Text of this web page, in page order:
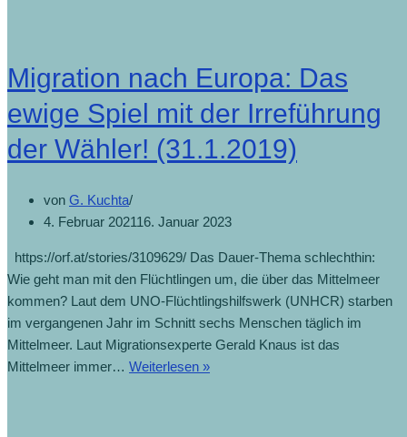
Migration nach Europa: Das
ewige Spiel mit der Irreführung
der Wähler! (31.1.2019)
von G. Kuchta
4. Februar 202116. Januar 2023
https://orf.at/stories/3109629/ Das Dauer-Thema schlechthin:
Wie geht man mit den Flüchtlingen um, die über das Mittelmeer
kommen? Laut dem UNO-Flüchtlingshilfswerk (UNHCR) starben
im vergangenen Jahr im Schnitt sechs Menschen täglich im
Mittelmeer. Laut Migrationsexperte Gerald Knaus ist das
Mittelmeer immer… Weiterlesen »